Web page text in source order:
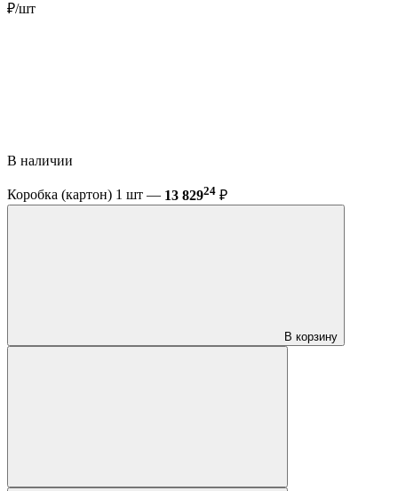
₽/шт
В наличии
Коробка (картон) 1 шт — 13 82924 ₽
В корзину